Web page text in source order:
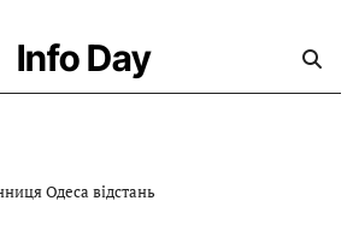
Info Day
Одеса відстань